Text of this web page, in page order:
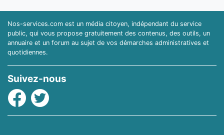
Nos-services.com est un média citoyen, indépendant du service
public, qui vous propose gratuitement des contenus, des outils, un
annuaire et un forum au sujet de vos démarches administratives et
quotidiennes.
Suivez-nous
Facebook
Twitter